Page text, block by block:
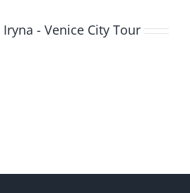
Iryna - Venice City Tour